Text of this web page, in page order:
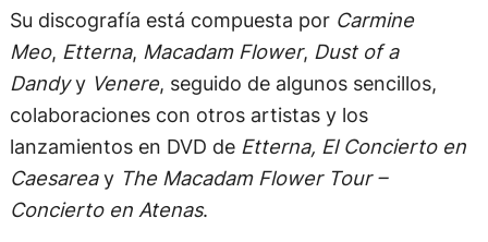
Su discografía está compuesta por Carmine
Meo, Etterna, Macadam Flower, Dust of a
Dandyy Venere, seguido de algunos sencillos,
colaboraciones con otros artistas y los
lanzamientos en DVD de Etterna, El Concierto en
Caesareay The Macadam Flower Tour –
Concierto en Atenas.